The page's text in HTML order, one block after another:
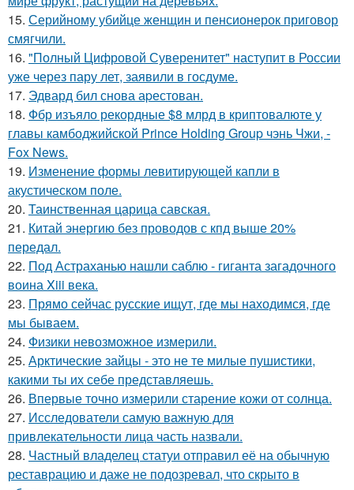
15. Серийному убийце женщин и пенсионерок приговор
смягчили.
16. "Полный Цифровой Суверенитет" наступит в России
уже через пару лет, заявили в госдуме.
17. Эдвард бил снова аpестован.
18. Фбр изъяло рекордные $8 млрд в криптовалюте у
главы камбоджийской Prince Holding Group чэнь Чжи, -
Fox News.
19. Изменение формы левитирующей капли в
акустическом поле.
20. Таинственная царица савская.
21. Китай энергию без проводов с кпд выше 20%
передал.
22. Под Астраханью нашли саблю - гиганта загадочного
воина Xiii века.
23. Прямо сейчас русские ищут, где мы находимся, где
мы бываем.
24. Физики невозможное измерили.
25. Арктические зайцы - это не те милые пушистики,
какими ты их себе представляешь.
26. Впервые точно измерили старение кожи от солнца.
27. Исследователи самую важную для
привлекательности лица часть назвали.
28. Частный владелец статуи отправил её на обычную
реставрацию и даже не подозревал, что скрыто в